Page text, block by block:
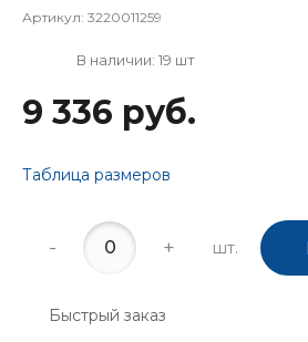
Артикул: 3220011259
В наличии: 19 шт
9 336 руб.
Таблица размеров
- + шт.
Быстрый заказ